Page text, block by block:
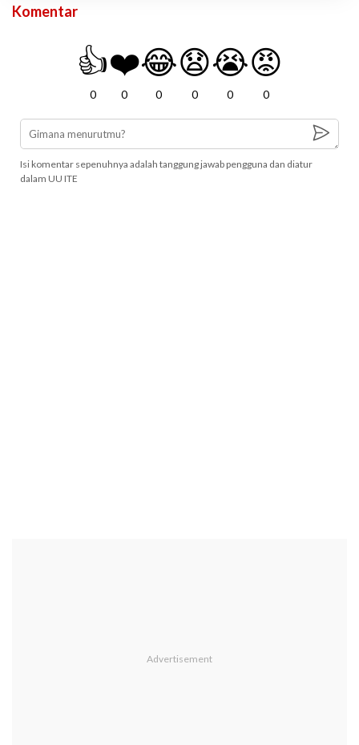
Komentar
👍
0
❤️
0
😂
0
😧
0
😭
0
😡
0
Isi komentar sepenuhnya adalah tanggung jawab pengguna dan diatur
dalam UU ITE